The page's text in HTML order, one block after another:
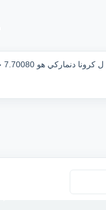
ل كرونا دنماركي هو 7.70080 جم